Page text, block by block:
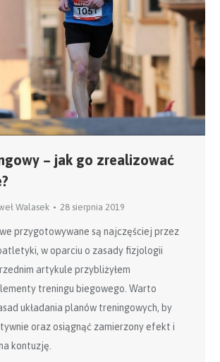
– jak go zrealizować
Walasek 28 sierpnia 2019
przygotowywane są najczęściej przez
w oparciu o zasady fizjologii
artykule przybliżyłem
treningu biegowego. Warto
układania planów treningowych, by
oraz osiągnąć zamierzony efekt i
kontuzję.